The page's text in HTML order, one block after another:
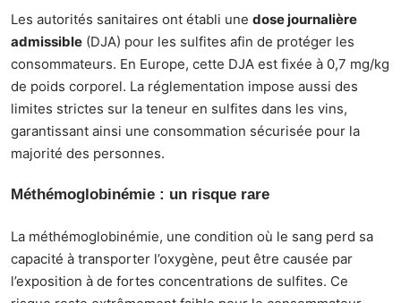
Les autorités sanitaires ont établi une dose journalière
admissible (DJA) pour les sulfites afin de protéger les
consommateurs. En Europe, cette DJA est fixée à 0,7 mg/kg
de poids corporel. La réglementation impose aussi des
limites strictes sur la teneur en sulfites dans les vins,
garantissant ainsi une consommation sécurisée pour la
majorité des personnes.
Méthémoglobinémie : un risque rare
La méthémoglobinémie, une condition où le sang perd sa
capacité à transporter l’oxygène, peut être causée par
l’exposition à de fortes concentrations de sulfites. Ce